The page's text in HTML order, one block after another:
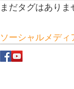
まだタグはありま
ソーシャルメディ